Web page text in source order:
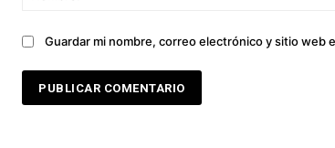
Guardar mi nombre, correo electrónico y sitio web